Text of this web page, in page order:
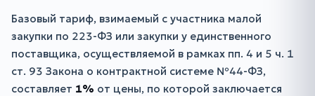
Базовый тариф, взимаемый с участника малой
закупки по 223-ФЗ или закупки у единственного
поставщика, осуществляемой в рамках пп. 4 и 5 ч. 1
ст. 93 Закона о контрактной системе №44-ФЗ,
составляет 1% от цены, по которой заключается